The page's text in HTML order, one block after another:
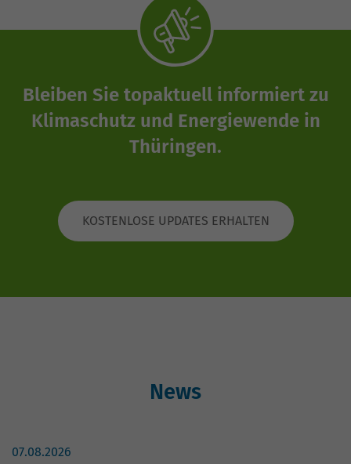
Bleiben Sie topaktuell informiert zu
Klimaschutz und Energiewende in
Thüringen.
KOSTENLOSE UPDATES ERHALTEN
News
07.08.2026